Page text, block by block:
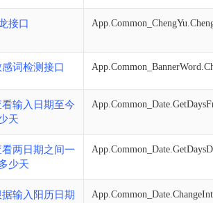
接口
词检测接口
看输入日期至今
天
看两日期之间一
少天
输入阳历日期